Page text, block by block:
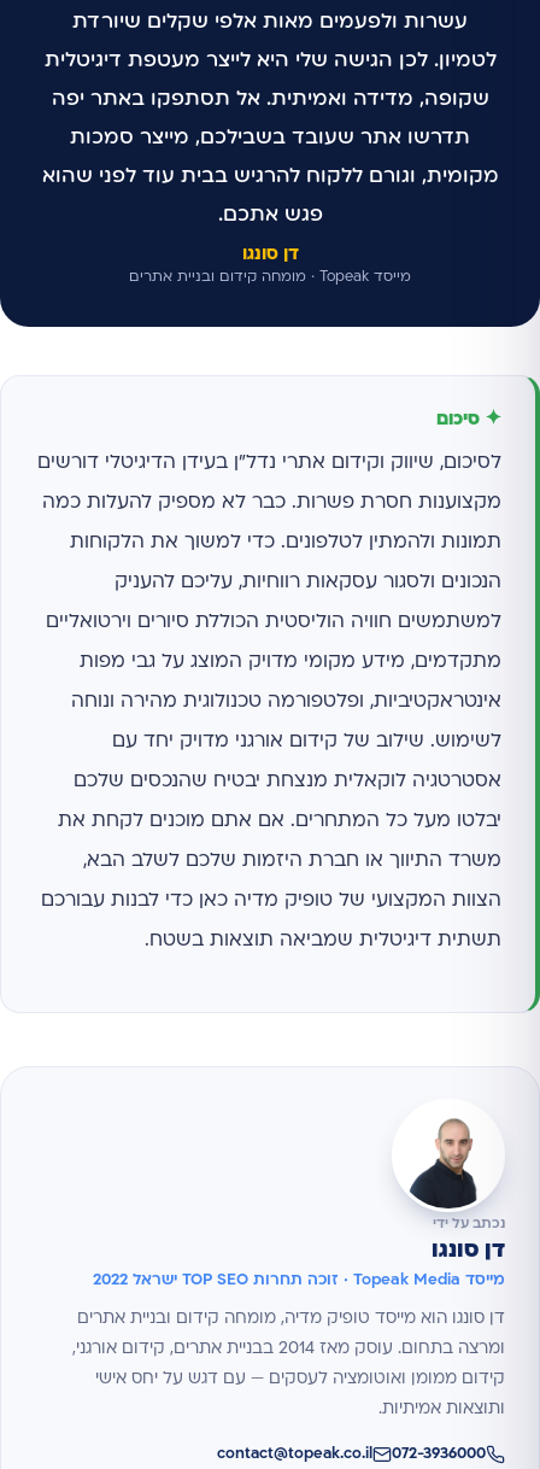
עשרות ולפעמים מאות אלפי שקלים שיורדת
לטמיון. לכן הגישה שלי היא לייצר מעטפת דיגיטלית
שקופה, מדידה ואמיתית. אל תסתפקו באתר יפה
תדרשו אתר שעובד בשבילכם, מייצר סמכות
מקומית, וגורם ללקוח להרגיש בבית עוד לפני שהוא
פגש אתכם.
דן סונגו
מייסד Topeak · מומחה קידום ובניית אתרים
✦ סיכום
לסיכום, שיווק וקידום אתרי נדל"ן בעידן הדיגיטלי דורשים
מקצוענות חסרת פשרות. כבר לא מספיק להעלות כמה
תמונות ולהמתין לטלפונים. כדי למשוך את הלקוחות
הנכונים ולסגור עסקאות רווחיות, עליכם להעניק
למשתמשים חוויה הוליסטית הכוללת סיורים וירטואליים
מתקדמים, מידע מקומי מדויק המוצג על גבי מפות
אינטראקטיביות, ופלטפורמה טכנולוגית מהירה ונוחה
לשימוש. שילוב של קידום אורגני מדויק יחד עם
אסטרטגיה לוקאלית מנצחת יבטיח שהנכסים שלכם
יבלטו מעל כל המתחרים. אם אתם מוכנים לקחת את
משרד התיווך או חברת היזמות שלכם לשלב הבא,
הצוות המקצועי של טופיק מדיה כאן כדי לבנות עבורכם
תשתית דיגיטלית שמביאה תוצאות בשטח.
נכתב על ידי
דן סונגו
מייסד Topeak Media · זוכה תחרות TOP SEO ישראל 2022
דן סונגו הוא מייסד טופיק מדיה, מומחה קידום ובניית אתרים
ומרצה בתחום. עוסק מאז 2014 בבניית אתרים, קידום אורגני,
קידום ממומן ואוטומציה לעסקים — עם דגש על יחס אישי
ותוצאות אמיתיות.
072-3936000
contact@topeak.co.il